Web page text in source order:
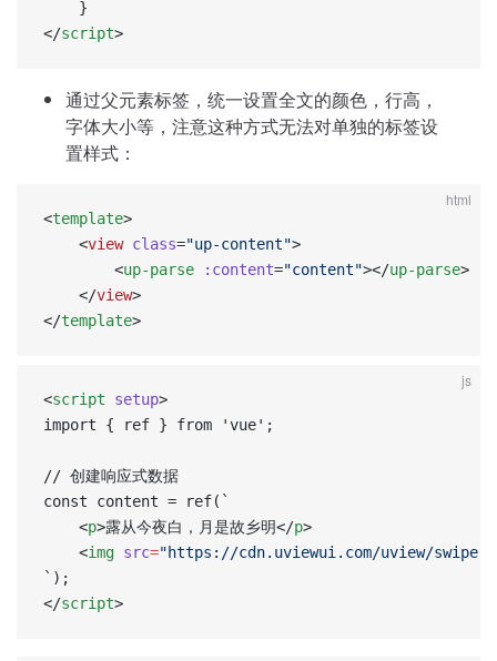
	}
</script>
通过父元素标签，统一设置全文的颜色，行高，
字体大小等，注意这种方式无法对单独的标签设
置样式：
html
<template>
	<
view class="up-content">
		<
up-parse :content="content"></up-parse>
	</
view>
</template>
js
<script setup>
import { ref } from 'vue';
// 创建响应式数据
const content = ref(`
	<
p>露从今夜白，月是故乡明</p>
	<
img src="https://cdn.uviewui.com/uview/
`);
</script>